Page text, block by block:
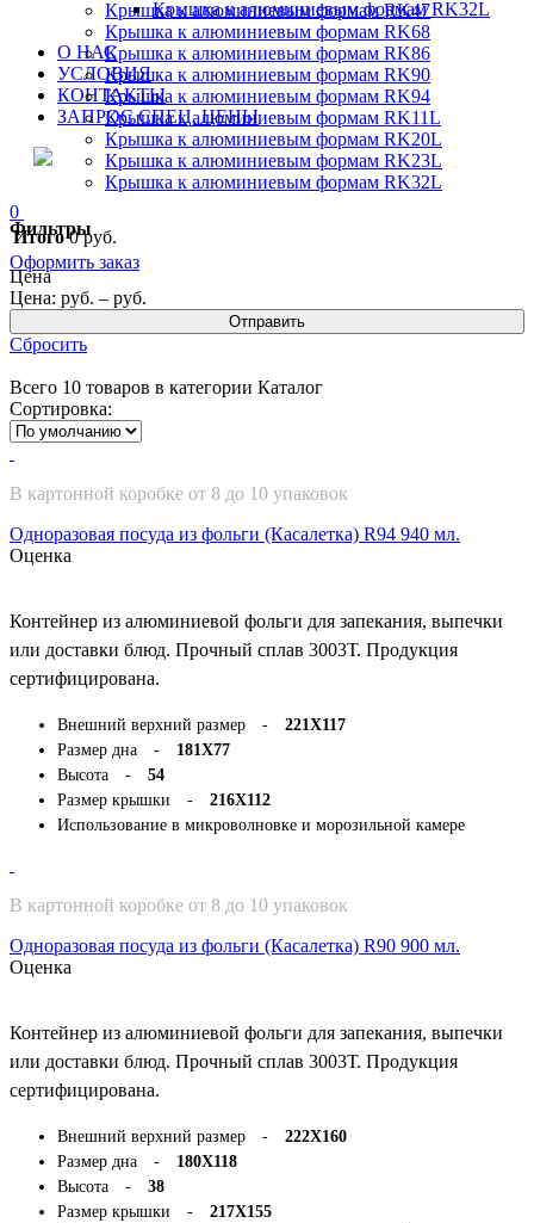
Крышка к алюминиевым формам RK32L
О НАС
УСЛОВИЯ
КОНТАКТЫ
ЗАПРОС СПЕЦ. ЦЕНЫ
0
Итого 0руб.
Оформить заказ
Крышка к алюминиевым формам RK47
Крышка к алюминиевым формам RK68
Крышка к алюминиевым формам RK86
Крышка к алюминиевым формам RK90
Крышка к алюминиевым формам RK94
Крышка к алюминиевым формам RK11L
Крышка к алюминиевым формам RK20L
Крышка к алюминиевым формам RK23L
Крышка к алюминиевым формам RK32L
Фильтры
Цена
Цена: руб. – руб.
Отправить
Сбросить
Всего 10 товаров в категории Каталог
Сортировка:
В картонной коробке от 8 до 10 упаковок
Одноразовая посуда из фольги (Касалетка) R94 940 мл.
Оценка
Контейнер из алюминиевой фольги для запекания, выпечки
или доставки блюд. Прочный сплав 3003Т. Продукция
сертифицирована.
Внешний верхний размер - 221Х117
Размер дна - 181Х77
Высота - 54
Размер крышки - 216Х112
Использование в микроволновке и морозильной камере
В картонной коробке от 8 до 10 упаковок
Одноразовая посуда из фольги (Касалетка) R90 900 мл.
Оценка
Контейнер из алюминиевой фольги для запекания, выпечки
или доставки блюд. Прочный сплав 3003Т. Продукция
сертифицирована.
Внешний верхний размер - 222Х160
Размер дна - 180Х118
Высота - 38
Размер крышки - 217Х155